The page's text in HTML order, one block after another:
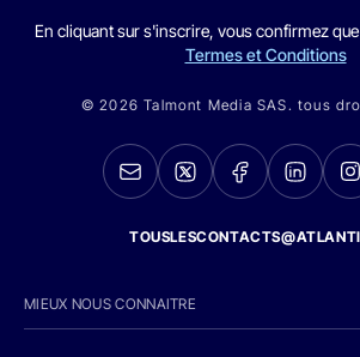
En cliquant sur s'inscrire, vous confirmez
Termes et Conditions
© 2026 Talmont Media SAS. tous
MIEUX NOUS CONNAITRE